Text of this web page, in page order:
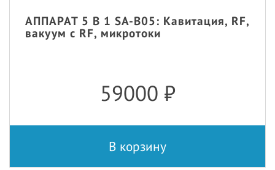
АППАРАТ 5 В 1 SA-B05: Кавитация, RF,
вакуум с RF, микротоки
59000 ₽
В корзину